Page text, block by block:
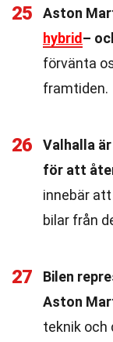
25
Aston
hybrid –
förvänta
framtiden.
26 Valhalla
för att
innebär
bilar från
27
Bilen
Aston
teknik och